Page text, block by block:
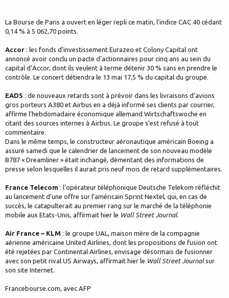
La Bourse de Paris a ouvert en léger repli ce matin, l’indice CAC 40 cédant
0,14 % à 5 062,70 points.
Accor : les fonds d’investissement Eurazeo et Colony Capital ont
annoncé avoir conclu un pacte d’actionnaires pour cinq ans au sein du
capital d’Accor, dont ils veulent à terme détenir 30 % sans en prendre le
contrôle. Le concert détiendra le 13 mai 17,5 % du capital du groupe.
EADS : de nouveaux retards sont à prévoir dans les livraisons d’avions
gros porteurs A380 et Airbus en a déjà informé ses clients par courrier,
affirme l’hebdomadaire économique allemand Wirtschaftswoche en
citant des sources internes à Airbus. Le groupe s’est refusé à tout
commentaire.
Dans le même temps, le constructeur aéronautique américain Boeing a
assuré samedi que le calendrier de lancement de son nouveau modèle
B787 « Dreamliner » était inchangé, démentant des informations de
presse selon lesquelles il aurait pris neuf mois de retard supplémentaires.
France Telecom : l’opérateur téléphonique Deutsche Telekom réfléchit
au lancement d’une offre sur l’américain Sprint Nextel, qui, en cas de
succès, le catapulterait au premier rang sur le marché de la téléphonie
mobile aux Etats-Unis, affirmait hier le Wall Street Journal.
Air France – KLM : le groupe UAL, maison mère de la compagnie
aérienne américaine United Airlines, dont les propositions de fusion ont
été rejetées par Continental Airlines, envisage désormais de fusionner
avec son petit rival US Airways, affirmait hier le Wall Street Journalsur
son site Internet.
Francebourse.com, avec AFP